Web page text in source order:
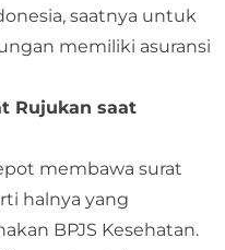
saatnya untuk
memiliki asuransi
Rujukan saat
membawa surat
halnya yang
BPJS Kesehatan.